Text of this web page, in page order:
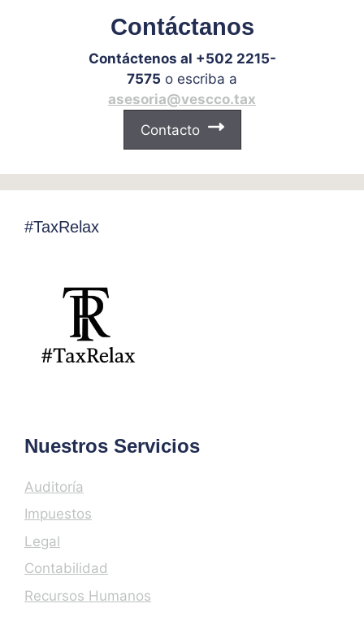
Contáctanos
Contáctenos al +502 2215-
7575 o escriba a
asesoria@vescco.tax
Contacto
#TaxRelax
Nuestros Servicios
Auditoría
Impuestos
Legal
Contabilidad
Recursos Humanos